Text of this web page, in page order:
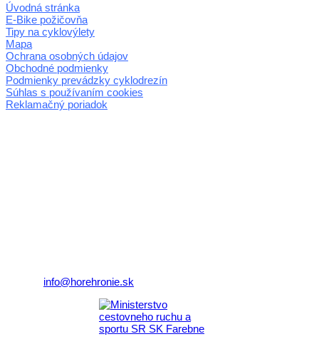
Úvodná stránka
E-Bike požičovňa
Tipy na cyklovýlety
Mapa
Ochrana osobných údajov
Obchodné podmienky
Podmienky prevádzky cyklodrezín
Súhlas s používaním cookies
Reklamačný poriadok
info@horehronie.sk